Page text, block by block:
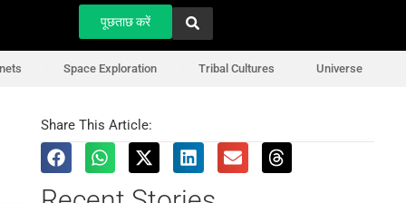
पूछताछ करें
Space Exploration Tribal Cultures Universe
Share This Article: